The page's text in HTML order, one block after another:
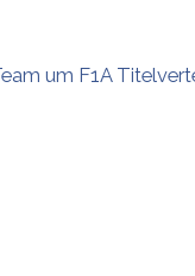
um F1A